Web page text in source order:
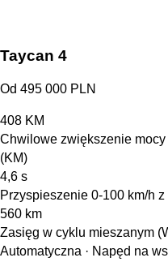
Taycan 4
Od 495 000 PLN
408 KM
Chwilowe zwiększenie
(KM)
4,6 s
Przyspieszenie 0-100 km/h z
560 km
Zasięg w cyklu mieszanym
Automatyczna · Napęd na